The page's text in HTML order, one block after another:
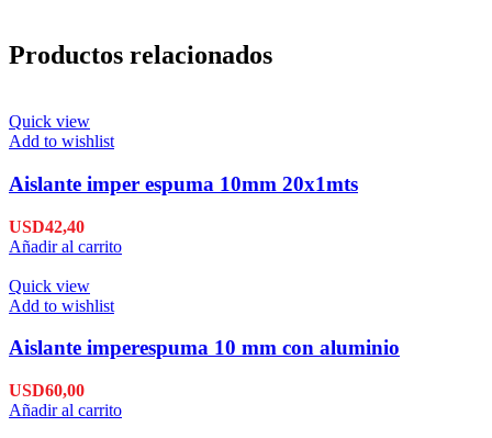
Productos relacionados
Quick view
Add to wishlist
Aislante imper espuma 10mm 20x1mts
USD42,40
Añadir al carrito
Quick view
Add to wishlist
Aislante imperespuma 10 mm con aluminio
USD60,00
Añadir al carrito